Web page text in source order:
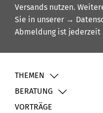
Versands nutzen.
Sie in unserer →
Abmeldung ist jederzeit
THEMEN
BERATUNG
VORTRÄGE